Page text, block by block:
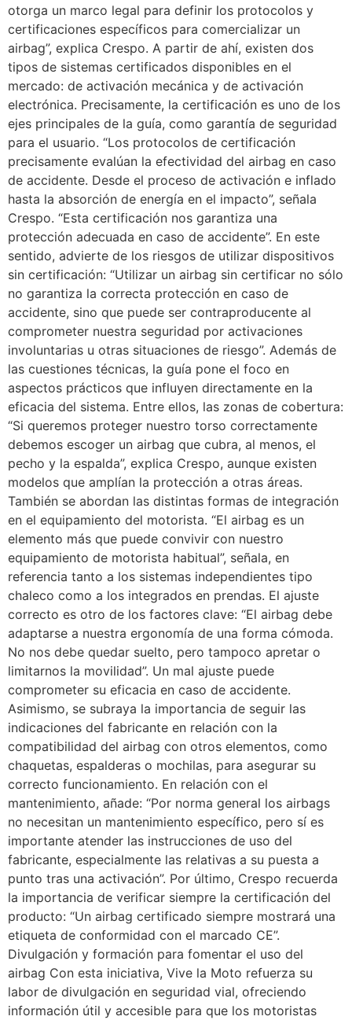
otorga un marco legal para definir los protocolos y
certificaciones específicos para comercializar un
airbag”, explica Crespo. A partir de ahí, existen dos
tipos de sistemas certificados disponibles en el
mercado: de activación mecánica y de activación
electrónica. Precisamente, la certificación es uno de los
ejes principales de la guía, como garantía de seguridad
para el usuario. “Los protocolos de certificación
precisamente evalúan la efectividad del airbag en caso
de accidente. Desde el proceso de activación e inflado
hasta la absorción de energía en el impacto”, señala
Crespo. “Esta certificación nos garantiza una
protección adecuada en caso de accidente”. En este
sentido, advierte de los riesgos de utilizar dispositivos
sin certificación: “Utilizar un airbag sin certificar no sólo
no garantiza la correcta protección en caso de
accidente, sino que puede ser contraproducente al
comprometer nuestra seguridad por activaciones
involuntarias u otras situaciones de riesgo”. Además de
las cuestiones técnicas, la guía pone el foco en
aspectos prácticos que influyen directamente en la
eficacia del sistema. Entre ellos, las zonas de cobertura:
“Si queremos proteger nuestro torso correctamente
debemos escoger un airbag que cubra, al menos, el
pecho y la espalda”, explica Crespo, aunque existen
modelos que amplían la protección a otras áreas.
También se abordan las distintas formas de integración
en el equipamiento del motorista. “El airbag es un
elemento más que puede convivir con nuestro
equipamiento de motorista habitual”, señala, en
referencia tanto a los sistemas independientes tipo
chaleco como a los integrados en prendas. El ajuste
correcto es otro de los factores clave: “El airbag debe
adaptarse a nuestra ergonomía de una forma cómoda.
No nos debe quedar suelto, pero tampoco apretar o
limitarnos la movilidad”. Un mal ajuste puede
comprometer su eficacia en caso de accidente.
Asimismo, se subraya la importancia de seguir las
indicaciones del fabricante en relación con la
compatibilidad del airbag con otros elementos, como
chaquetas, espalderas o mochilas, para asegurar su
correcto funcionamiento. En relación con el
mantenimiento, añade: “Por norma general los airbags
no necesitan un mantenimiento específico, pero sí es
importante atender las instrucciones de uso del
fabricante, especialmente las relativas a su puesta a
punto tras una activación”. Por último, Crespo recuerda
la importancia de verificar siempre la certificación del
producto: “Un airbag certificado siempre mostrará una
etiqueta de conformidad con el marcado CE”.
Divulgación y formación para fomentar el uso del
airbag Con esta iniciativa, Vive la Moto refuerza su
labor de divulgación en seguridad vial, ofreciendo
información útil y accesible para que los motoristas